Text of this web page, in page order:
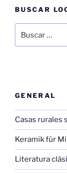
BUSCAR
por:
GENERAL
Casas rurales
Keramik für
Literatura